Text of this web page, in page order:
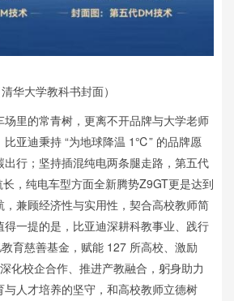
清华大学教科书封面）
场里的常青树，更离不开品牌与大学老师
比亚迪秉持 “为地球降温 1℃” 的品牌愿
行；坚持插混纯电两条腿走路，第五代
，纯电车型方面全新腾势Z9GT更是达到
，兼顾经济性与实用性，契合高校教师简
一提的是，比亚迪深耕科教事业、践行
育慈善基金，赋能 127 所高校、激励
化校企合作、推进产教融合，躬身助力
人才培养的坚守，和高校教师立德树